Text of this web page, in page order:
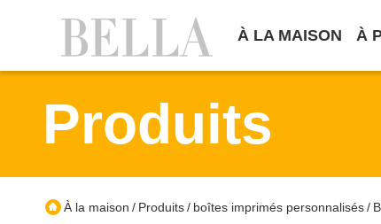
À LA MAISON À
Produits
À la maison / Produits/ boîtes imprimés personnalisés/